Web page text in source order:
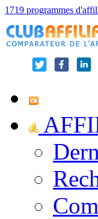
1719 programmes